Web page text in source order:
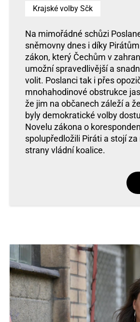
Krajské volby Sčk
Na mimořádné schůzi
sněmovny dnes i díky Pirátům
zákon, který Čechům v
umožní spravedlivější a
volit. Poslanci tak i přes
mnohahodinové obstrukce
že jim na občanech záleží a
byly demokratické volby
Novelu zákona o
spolupředložili Piráti a stojí
strany vládní koalice.